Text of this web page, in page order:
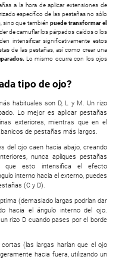
a la hora de aplicar extensiones de
específico de las pestañas no sólo
sino que tambiénpuede transformar el
de camuflar los párpados caídos o los
intensificar significativamente estos
de las pestañas, así como crear una
Lo mismo ocurre con los ojos
tipo de ojo?
habituales son D, L y M. Un rizo
Lo mejor es aplicar pestañas
exteriores, mientras que en el
de pestañas más largos.
del ojo caen hacia abajo, creando
nunca apliques pestañas
que esto intensifica el efecto
interno hacia el externo, puedes
(C y D).
(demasiado largas podrían dar
hacia el ángulo interno del ojo.
rizo D cuando pases por el borde
(las largas harían que el ojo
hacia fuera, utilizando un